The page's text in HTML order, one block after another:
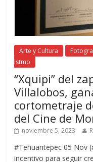
Arte y Cultura
Istmo
“Xquipi” del
Villalobos,
cortometraje
del Cine de
noviembre 5, 2023
#Tehuantepec 05 Nov
incentivo para seguir